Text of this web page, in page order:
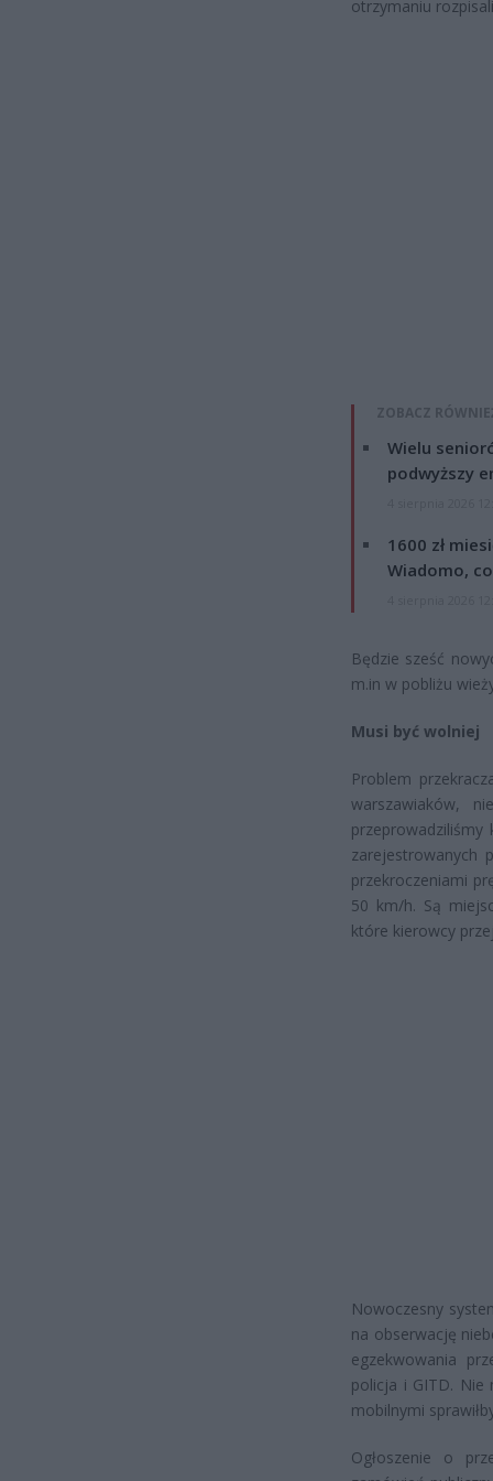
otrzymaniu
ZOBACZ
Wielu
podwyższy
1600 zł
Wiadomo,
Będzie sześć
m.in w pobliżu
Musi być wolniej
Problem
warszawiaków,
zarejestrowanych
przekroczeniami
50 km/h. Są
które kierowcy
Nowoczesny
na obserwację
egzekwowania
policja i GITD. Nie
mobilnymi
Ogłoszenie o